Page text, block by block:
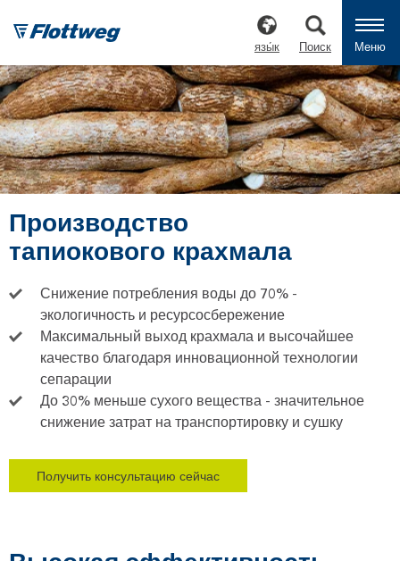
язы́к Поиск Меню
Производство
тапиокового крахмала
Снижение потребления воды до 70% -
экологичность и ресурсосбережение
Максимальный выход крахмала и высочайшее
качество благодаря инновационной технологии
сепарации
До 30% меньше сухого вещества - значительное
снижение затрат на транспортировку и сушку
Получить консультацию сейчас